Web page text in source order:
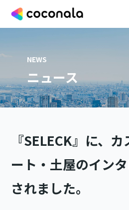
NEWS
ニュース
『SELECK』に、
ート・土屋のイン
されました。